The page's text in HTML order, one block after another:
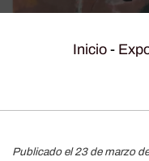
Inicio -
Publicado el 23 de marzo